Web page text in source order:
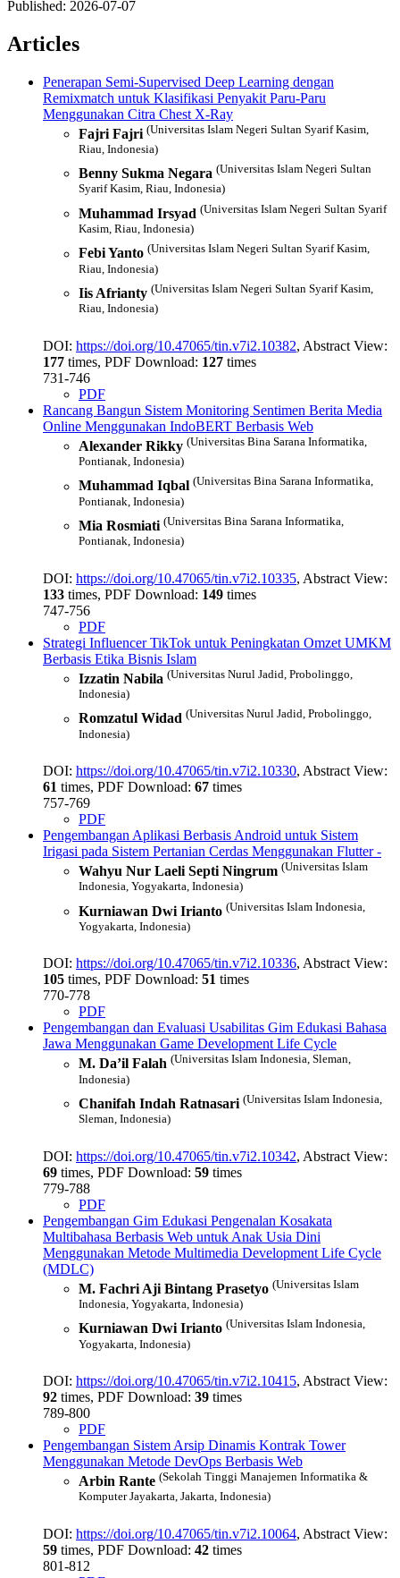
Published: 2026-07-07
Articles
Penerapan Semi-Supervised Deep Learning dengan
Remixmatch untuk Klasifikasi Penyakit Paru-Paru
Menggunakan Citra Chest X-Ray
Fajri Fajri (Universitas Islam Negeri Sultan Syarif Kasim,
Riau, Indonesia)
Benny Sukma Negara (Universitas Islam Negeri Sultan
Syarif Kasim, Riau, Indonesia)
Muhammad Irsyad (Universitas Islam Negeri Sultan Syarif
Kasim, Riau, Indonesia)
Febi Yanto (Universitas Islam Negeri Sultan Syarif Kasim,
Riau, Indonesia)
Iis Afrianty (Universitas Islam Negeri Sultan Syarif Kasim,
Riau, Indonesia)
DOI: https://doi.org/10.47065/tin.v7i2.10382, Abstract View:
177 times, PDF Download: 127 times
731-746
PDF
Rancang Bangun Sistem Monitoring Sentimen Berita Media
Online Menggunakan IndoBERT Berbasis Web
Alexander Rikky (Universitas Bina Sarana Informatika,
Pontianak, Indonesia)
Muhammad Iqbal (Universitas Bina Sarana Informatika,
Pontianak, Indonesia)
Mia Rosmiati (Universitas Bina Sarana Informatika,
Pontianak, Indonesia)
DOI: https://doi.org/10.47065/tin.v7i2.10335, Abstract View:
133 times, PDF Download: 149 times
747-756
PDF
Strategi Influencer TikTok untuk Peningkatan Omzet UMKM
Berbasis Etika Bisnis Islam
Izzatin Nabila (Universitas Nurul Jadid, Probolinggo,
Indonesia)
Romzatul Widad (Universitas Nurul Jadid, Probolinggo,
Indonesia)
DOI: https://doi.org/10.47065/tin.v7i2.10330, Abstract View:
61 times, PDF Download: 67 times
757-769
PDF
Pengembangan Aplikasi Berbasis Android untuk Sistem
Irigasi pada Sistem Pertanian Cerdas Menggunakan Flutter-
Wahyu Nur Laeli Septi Ningrum (Universitas Islam
Indonesia, Yogyakarta, Indonesia)
Kurniawan Dwi Irianto (Universitas Islam Indonesia,
Yogyakarta, Indonesia)
DOI: https://doi.org/10.47065/tin.v7i2.10336, Abstract View:
105 times, PDF Download: 51 times
770-778
PDF
Pengembangan dan Evaluasi Usabilitas Gim Edukasi Bahasa
Jawa Menggunakan Game Development Life Cycle
M. Da’il Falah (Universitas Islam Indonesia, Sleman,
Indonesia)
Chanifah Indah Ratnasari (Universitas Islam Indonesia,
Sleman, Indonesia)
DOI: https://doi.org/10.47065/tin.v7i2.10342, Abstract View:
69 times, PDF Download: 59 times
779-788
PDF
Pengembangan Gim Edukasi Pengenalan Kosakata
Multibahasa Berbasis Web untuk Anak Usia Dini
Menggunakan Metode Multimedia Development Life Cycle
(MDLC)
M. Fachri Aji Bintang Prasetyo (Universitas Islam
Indonesia, Yogyakarta, Indonesia)
Kurniawan Dwi Irianto (Universitas Islam Indonesia,
Yogyakarta, Indonesia)
DOI: https://doi.org/10.47065/tin.v7i2.10415, Abstract View:
92 times, PDF Download: 39 times
789-800
PDF
Pengembangan Sistem Arsip Dinamis Kontrak Tower
Menggunakan Metode DevOps Berbasis Web
Arbin Rante (Sekolah Tinggi Manajemen Informatika &
Komputer Jayakarta, Jakarta, Indonesia)
DOI: https://doi.org/10.47065/tin.v7i2.10064, Abstract View:
59 times, PDF Download: 42 times
801-812